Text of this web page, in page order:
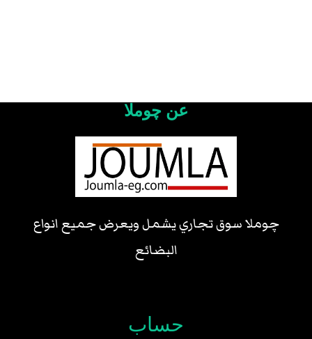
عن چوملا
چوملا سوق تجاري يشمل ويعرض جميع انواع
البضائع
حساب